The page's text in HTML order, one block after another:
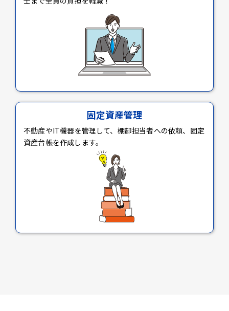
固定資産管理
不動産やIT機器を管理して、棚卸担当者への依頼、固定
資産台帳を作成します。